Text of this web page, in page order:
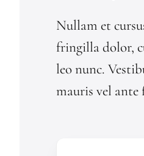
Nullam et
fringilla dolor,
leo nunc.
mauris vel ante